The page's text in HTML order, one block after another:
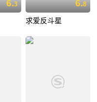
6.3 6.8
求爱反斗星